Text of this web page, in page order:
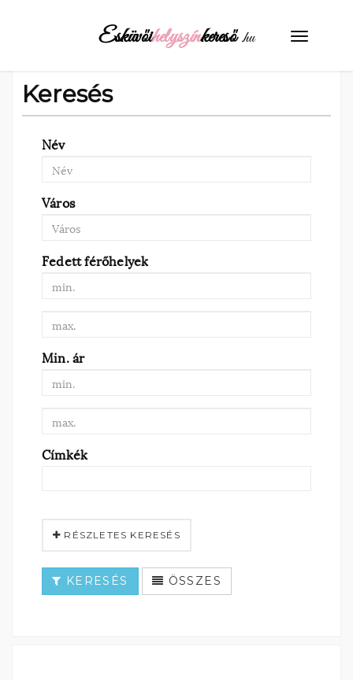
Toggle
Esküvőihelyszínkereső .hu
Keresés
Név
Város
Fedett férőhelyek
Min. ár
Címkék
RÉSZLETES KERESÉS
KERESÉS ÖSSZES